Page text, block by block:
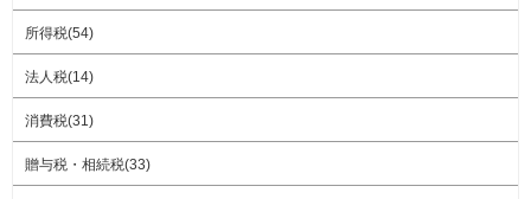
所得税(54)
法人税(14)
消費税(31)
贈与税・相続税(33)